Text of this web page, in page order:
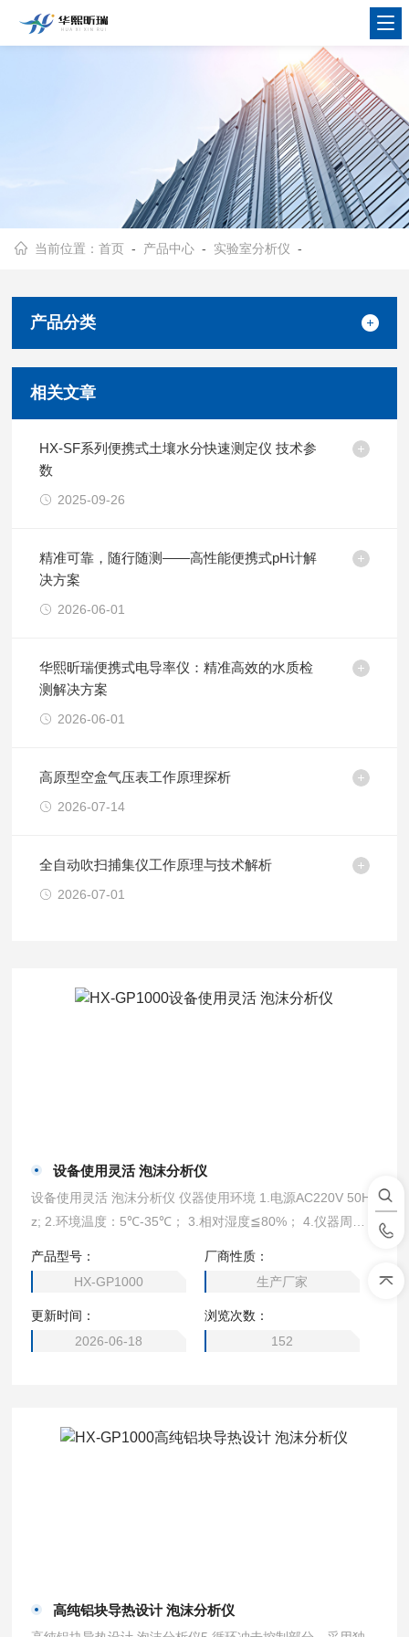
当前位置：首页 - 产品中心 - 实验室分析仪 -
产品分类
相关文章
HX-SF系列便携式土壤水分快速测定仪 技术参
数
2025-09-26
精准可靠，随行随测——高性能便携式pH计解
决方案
2026-06-01
华熙昕瑞便携式电导率仪：精准高效的水质检
测解决方案
2026-06-01
高原型空盒气压表工作原理探析
2026-07-14
全自动吹扫捕集仪工作原理与技术解析
2026-07-01
设备使用灵活 泡沫分析仪
设备使用灵活 泡沫分析仪 仪器使用环境 1.电源AC220V 50H
z; 2.环境温度：5℃-35℃； 3.相对湿度≦80%； 4.仪器周围
和其他冷热源的影响；
产品型号：
HX-GP1000
厂商性质：
生产厂家
更新时间：
2026-06-18
浏览次数：
152
高纯铝块导热设计 泡沫分析仪